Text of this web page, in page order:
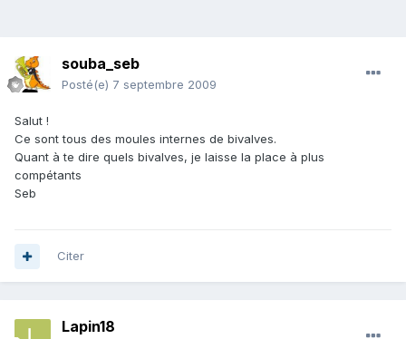
souba_seb
Posté(e) 7 septembre 2009
Salut !
Ce sont tous des moules internes de bivalves.
Quant à te dire quels bivalves, je laisse la place à plus
compétants
Seb
Citer
Lapin18